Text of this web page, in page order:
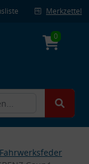
Merkzettel
0
Fahrwerksfeder